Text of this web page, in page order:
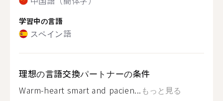
学習中の言語
スペイン語
理想の言語交換パートナーの条件
Warm-heart smart and pacien... もっと見る